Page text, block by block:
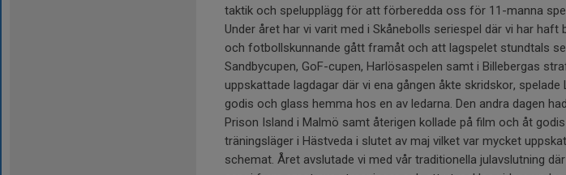
taktik och spelupplägg för att förberedda oss för 11-manna
Under året har vi varit med i Skånebolls seriespel där vi har
och fotbollskunnande gått framåt och att lagspelet stundtals
Sandbycupen, GoF-cupen, Harlösaspelen samt i Billebergas
uppskattade lagdagar där vi ena gången åkte skridskor,
godis och glass hemma hos en av ledarna. Den andra dagen
Prison Island i Malmö samt återigen kollade på film och åt
träningsläger i Hästveda i slutet av maj vilket var mycket
schemat. Året avslutade vi med vår traditionella julavslutning